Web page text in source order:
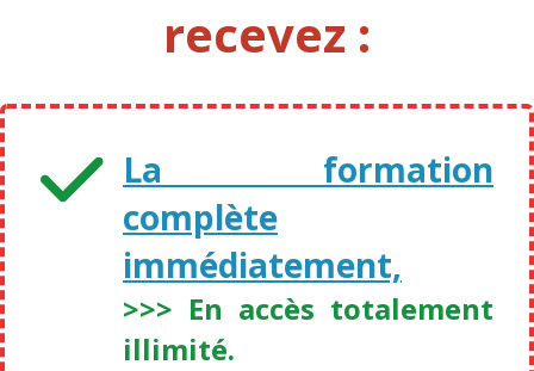
recevez :
La formation
complète
immédiatement,
>>> En accès totalement
illimité.